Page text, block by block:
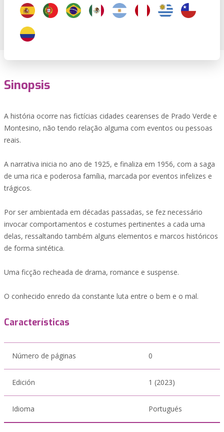
Sinopsis
A história ocorre nas fictícias cidades cearenses de Prado Verde e
Montesino, não tendo relação alguma com eventos ou pessoas
reais.
A narrativa inicia no ano de 1925, e finaliza em 1956, com a saga
de uma rica e poderosa família, marcada por eventos infelizes e
trágicos.
Por ser ambientada em décadas passadas, se fez necessário
invocar comportamentos e costumes pertinentes a cada uma
delas, ressaltando também alguns elementos e marcos históricos
de forma sintética.
Uma ficção recheada de drama, romance e suspense.
O conhecido enredo da constante luta entre o bem e o mal.
Características
Número de páginas 0
Edición 1 (2023)
Idioma Portugués